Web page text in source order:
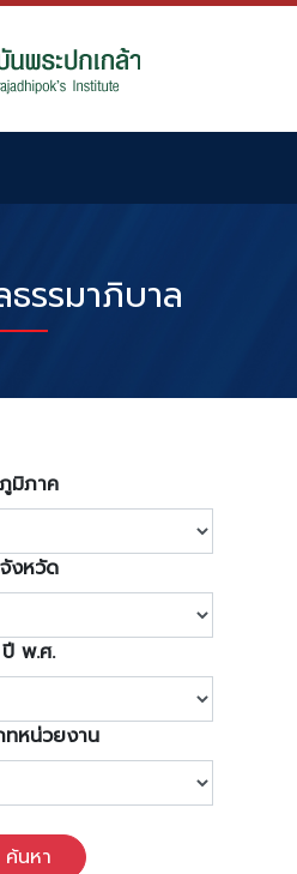
รรมาภิบาล
ภูมิภาค
จังหวัด
ปี พ.ศ.
ทหน่วยงาน
ค้นหา